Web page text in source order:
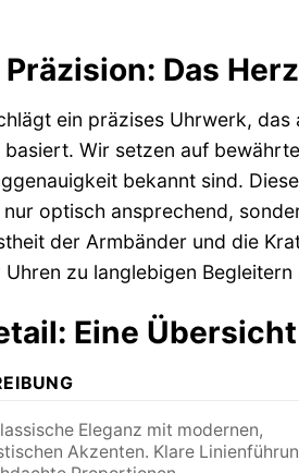
Das
ein präzises Uhrwerk,
Wir setzen auf
bekannt sind.
optisch ansprechend,
der Armbänder und die
zu langlebigen Begleitern
Eine Übersicht
Eleganz mit modernen,
Akzenten. Klare